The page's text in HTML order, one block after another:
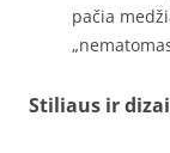
pačia
Stiliaus ir